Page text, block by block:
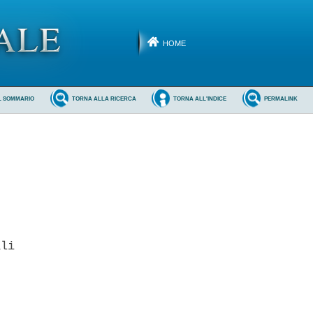
HOME
PERMALINK
TORNA ALL'INDICE
TORNA ALLA RICERCA
SOMMARIO